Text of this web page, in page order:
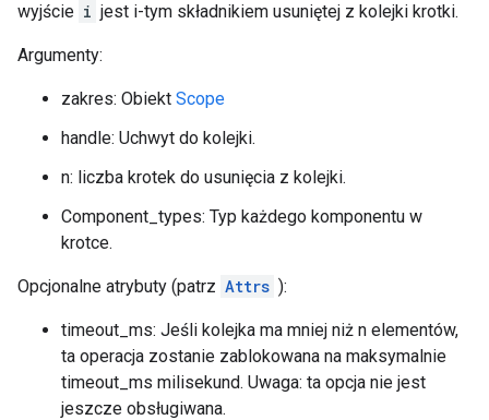
wyjście i jest i-tym składnikiem usuniętej z kolejki krotki.
Argumenty:
zakres: Obiekt Scope
handle: Uchwyt do kolejki.
n: liczba krotek do usunięcia z kolejki.
Component_types: Typ każdego komponentu w
krotce.
Opcjonalne atrybuty (patrz Attrs ):
timeout_ms: Jeśli kolejka ma mniej niż n elementów,
ta operacja zostanie zablokowana na maksymalnie
timeout_ms milisekund. Uwaga: ta opcja nie jest
jeszcze obsługiwana.